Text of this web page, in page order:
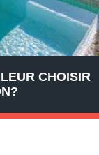
CHOISIR